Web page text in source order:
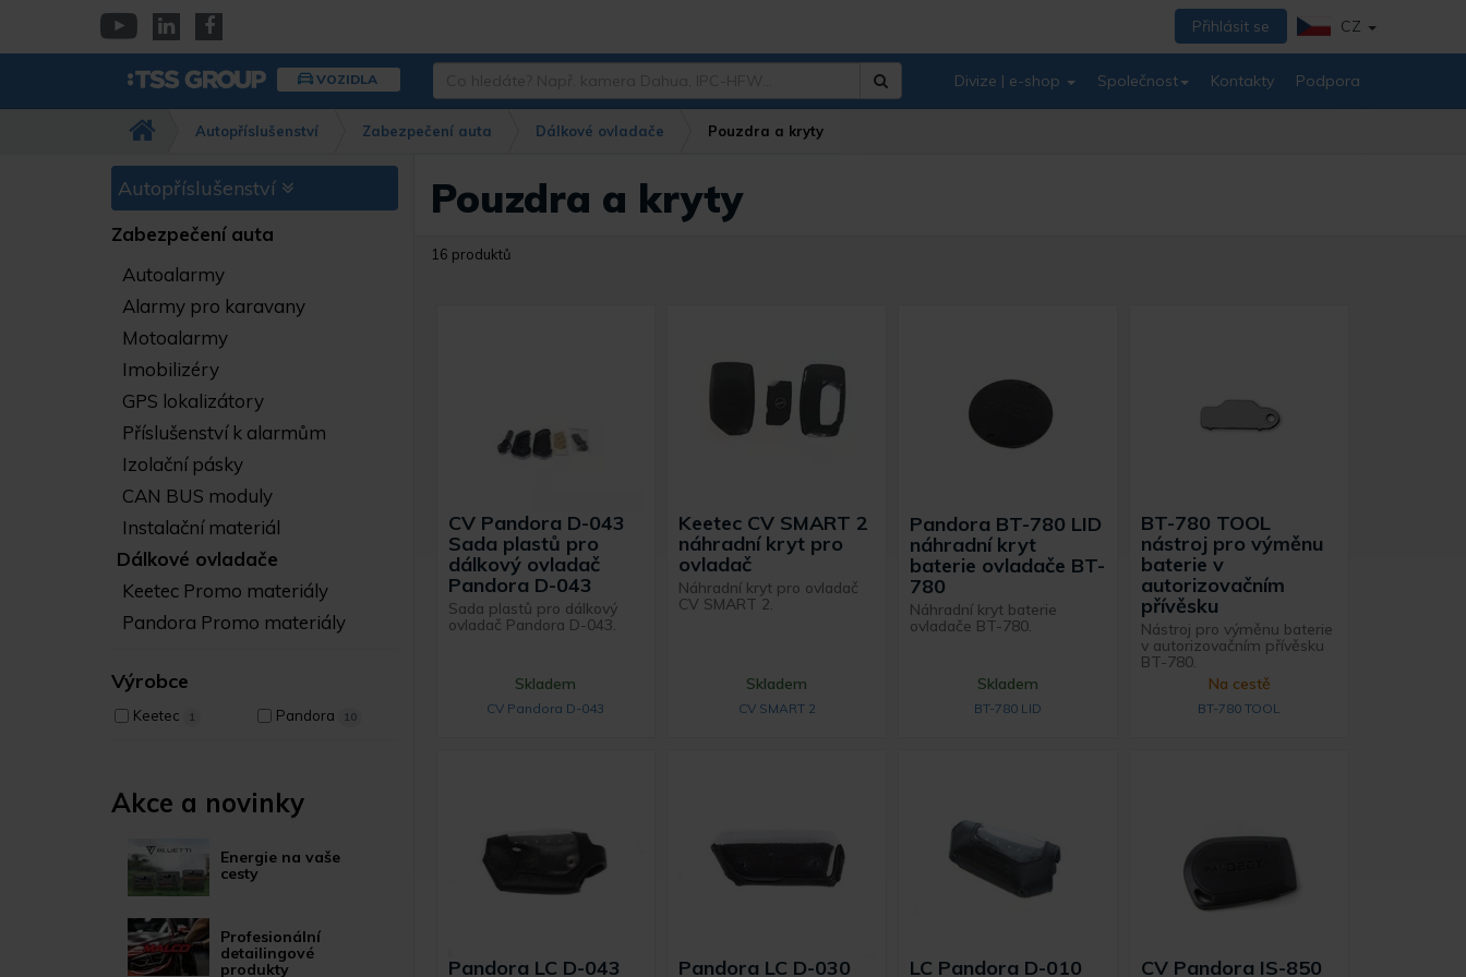
YouTubeLinkedinFacebook
Přihlásit se CZ
VOZIDLA
Co
Např.
kamera
HFW…
Divize | e-shop Společnost Kontakty Podpora
Autopříslušenství Zabezpečení auta Dálkové ovladače Pouzdra a kryty
Autopříslušenství
Zabezpečení auta
Autoalarmy
Alarmy pro karavany
Motoalarmy
Imobilizéry
GPS lokalizátory
Příslušenství k alarmům
Izolační pásky
CAN BUS moduly
Instalační materiál
Dálkové ovladače
Keetec Promo materiály
Pandora Promo materiály
Výrobce
Keetec 1 Pandora 10
Akce a novinky
Energie na vaše
cesty
Profesionální
detailingové
produkty
Pouzdra a kryty
16 produktů
CV Pandora D-043
Sada plastů pro
dálkový ovladač
Pandora D-043
Sada plastů pro dálkový
ovladač Pandora D-043.
Skladem
CV Pandora D-043
Keetec CV SMART 2
náhradní kryt pro
ovladač
Náhradní kryt pro ovladač
CV SMART 2.
Skladem
CV SMART 2
Pandora BT-780 LID
náhradní kryt
baterie ovladače BT-
780
Náhradní kryt baterie
ovladače BT-780.
Skladem
BT-780 LID
BT-780 TOOL
nástroj pro výměnu
baterie v
autorizovačním
přívěsku
Nástroj pro výměnu baterie
v autorizovačním přívěsku
BT-780.
Na cestě
BT-780 TOOL
Pandora LC D-043
Pandora LC D-030
LC Pandora D-010
CV Pandora IS-850